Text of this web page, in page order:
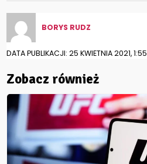
BORYS RUDZ
DATA PUBLIKACJI: 25 KWIETNIA 2021, 1:55
Zobacz również